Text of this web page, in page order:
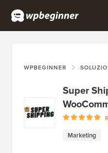
WPBEGINNER
Super
Marketing